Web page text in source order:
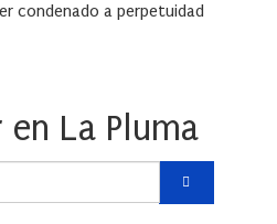
condenado a perpetuidad
en La Pluma